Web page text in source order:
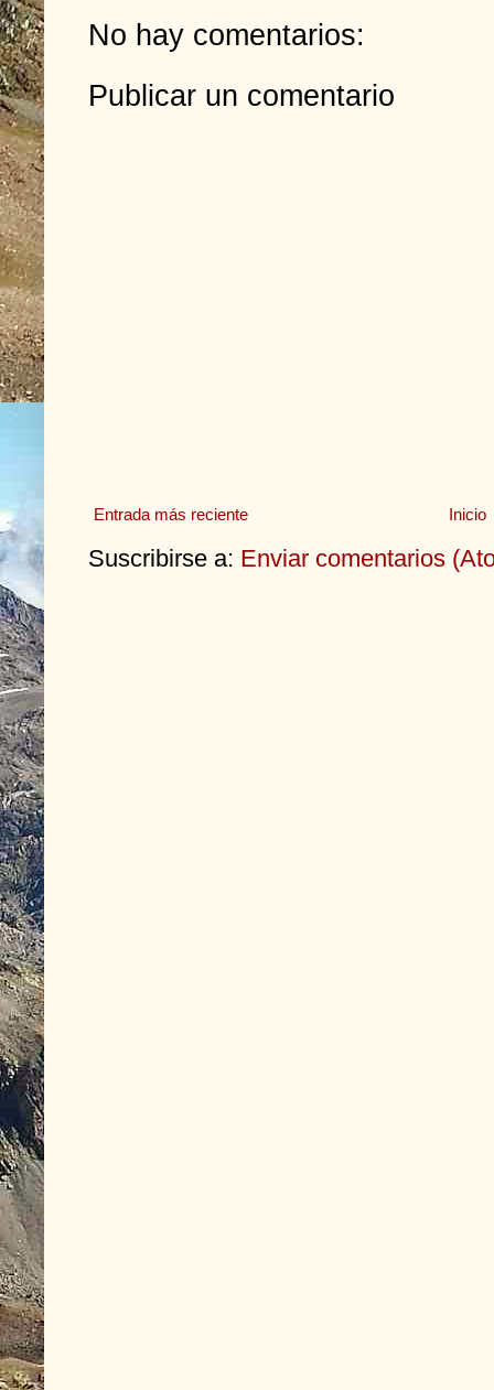
No hay comentarios:
Publicar un comentario
Entrada más reciente Inicio
Suscribirse a: Enviar comentarios